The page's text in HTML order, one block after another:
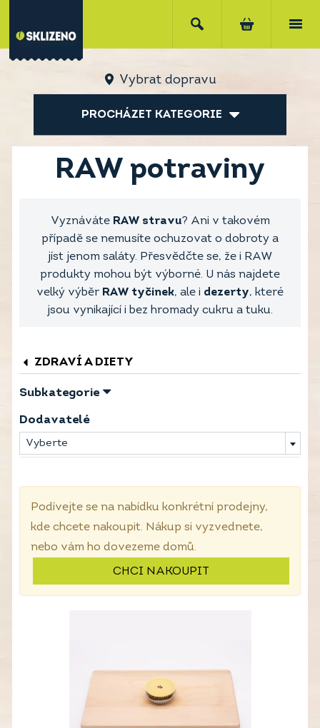
Vybrat dopravu
PROCHÁZET KATEGORIE
RAW potraviny
Vyznáváte RAW stravu? Ani v takovém
případě se nemusíte ochuzovat o dobroty a
jíst jenom saláty. Přesvědčte se, že i RAW
produkty mohou být výborné. U nás najdete
velký výběr RAW tyčinek, ale i dezerty, které
jsou vynikající i bez hromady cukru a tuku.
ZDRAVÍ A DIETY
Subkategorie
Dodavatelé
Vyberte
Podívejte se na nabídku konkrétní prodejny,
kde chcete nakoupit. Nákup si vyzvednete,
nebo vám ho dovezeme domů.
CHCI NAKOUPIT